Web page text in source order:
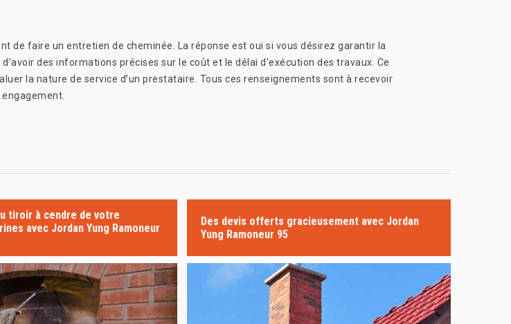
de faire un entretien de cheminée. La réponse est oui si vous désirez garantir la
des informations précises sur le coût et le délai d’exécution des travaux. Ce
la nature de service d’un prestataire. Tous ces renseignements sont à recevoir
tiroir à cendre de votre
avec Jordan Yung Ramoneur
Des devis offerts gracieusement avec Jordan
Yung Ramoneur 95